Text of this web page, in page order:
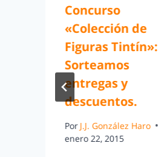
Concurso
«Colección de
Figuras Tintín»:
Sorteamos
entregas y
descuentos.
PorJ.J. González Haro
enero 22, 2015